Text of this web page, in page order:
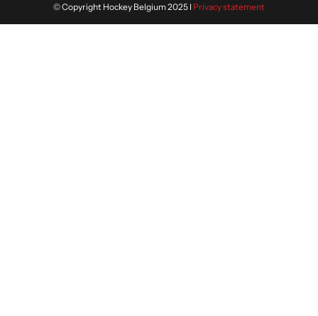
© Copyright Hockey Belgium 2025 I Privacy statement